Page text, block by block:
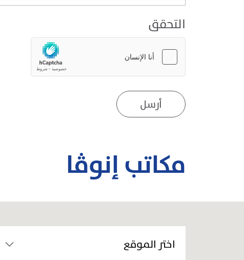
التحقق
مكاتب إنوڤا